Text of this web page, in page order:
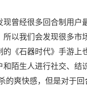
经很多回合制用户
以我们会发现很多市
《石器时代》手游上
陌生人进行社交、结
的爽快感，但是对于